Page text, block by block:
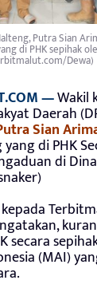
Putra Sian
di PHK sepihak
Dewa)
—Wakil
Daerah
Sian
di PHK
di
kepada
secara
(MAI)